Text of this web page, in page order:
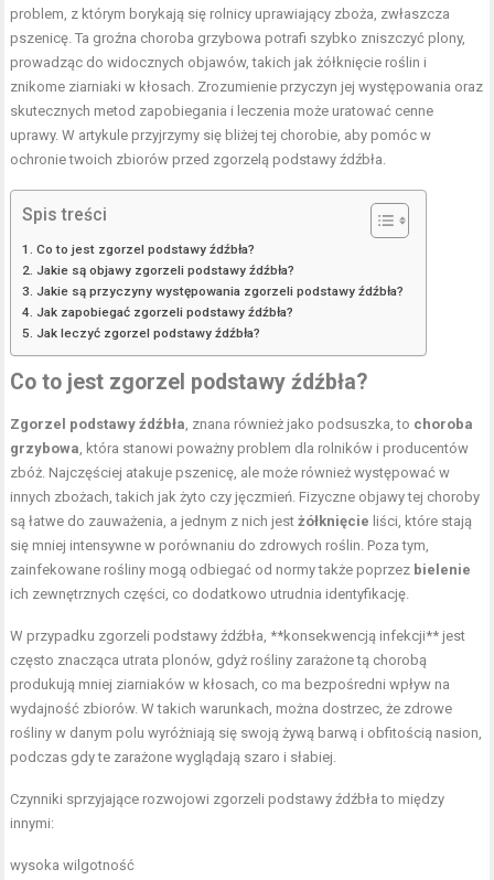
problem, z którym borykają się rolnicy uprawiający zboża, zwłaszcza
pszenicę. Ta groźna choroba grzybowa potrafi szybko zniszczyć plony,
prowadząc do widocznych objawów, takich jak żółknięcie roślin i
znikome ziarniaki w kłosach. Zrozumienie przyczyn jej występowania oraz
skutecznych metod zapobiegania i leczenia może uratować cenne
uprawy. W artykule przyjrzymy się bliżej tej chorobie, aby pomóc w
ochronie twoich zbiorów przed zgorzelą podstawy źdźbła.
Spis treści
Co to jest zgorzel podstawy źdźbła?
Jakie są objawy zgorzeli podstawy źdźbła?
Jakie są przyczyny występowania zgorzeli podstawy źdźbła?
Jak zapobiegać zgorzeli podstawy źdźbła?
Jak leczyć zgorzel podstawy źdźbła?
Co to jest zgorzel podstawy źdźbła?
Zgorzel podstawy źdźbła, znana również jako podsuszka, to choroba
grzybowa, która stanowi poważny problem dla rolników i producentów
zbóż. Najczęściej atakuje pszenicę, ale może również występować w
innych zbożach, takich jak żyto czy jęczmień. Fizyczne objawy tej choroby
są łatwe do zauważenia, a jednym z nich jestżółknięcie liści, które stają
się mniej intensywne w porównaniu do zdrowych roślin. Poza tym,
zainfekowane rośliny mogą odbiegać od normy także poprzez bielenie
ich zewnętrznych części, co dodatkowo utrudnia identyfikację.
W przypadku zgorzeli podstawy źdźbła, **konsekwencją infekcji** jest
często znacząca utrata plonów, gdyż rośliny zarażone tą chorobą
produkują mniej ziarniaków w kłosach, co ma bezpośredni wpływ na
wydajność zbiorów. W takich warunkach, można dostrzec, że zdrowe
rośliny w danym polu wyróżniają się swoją żywą barwą i obfitością nasion,
podczas gdy te zarażone wyglądają szaro i słabiej.
Czynniki sprzyjające rozwojowi zgorzeli podstawy źdźbła to między
innymi:
wysoka wilgotność